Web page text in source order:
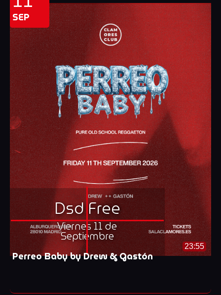
SEP
Dsd Free
Viernes 11 de
Septiembre
23:55
Perreo Baby by Drew & Gastón